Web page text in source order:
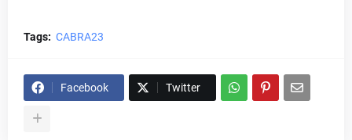
Tags: CABRA23
Facebook Twitter